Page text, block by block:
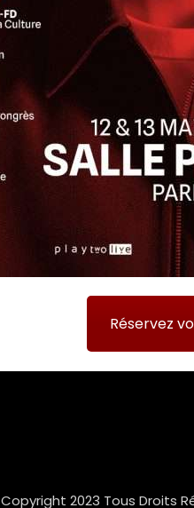
Réservez
Copyright 2023 Tous Droits